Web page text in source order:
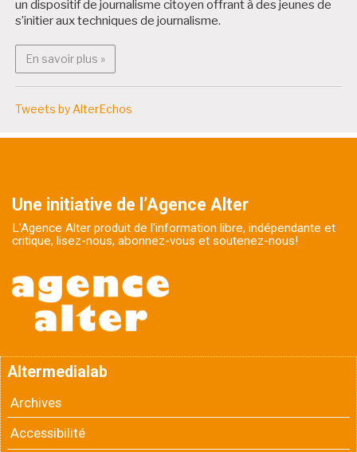
un dispositif de journalisme citoyen offrant à des jeunes de
s’initier aux techniques de journalisme.
En savoir plus »En savoir plus : Bruxitizen
Tweets by AlterEchos
Une initiative de l’Agence Alter
L'Agence Alter produit de l'information libre, indépendante et
critique, lisez-nous, abonnez-vous et soutenez-nous!
Altermedialab
Archives
Accessibilité